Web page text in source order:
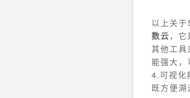
以上关
数云 ，
其他工
能强大
4.可视化
既方便溯